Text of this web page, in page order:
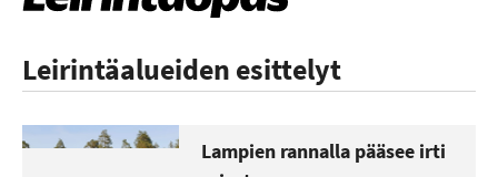
Leirintäalueiden esittelyt
Lampien rannalla pääsee irti